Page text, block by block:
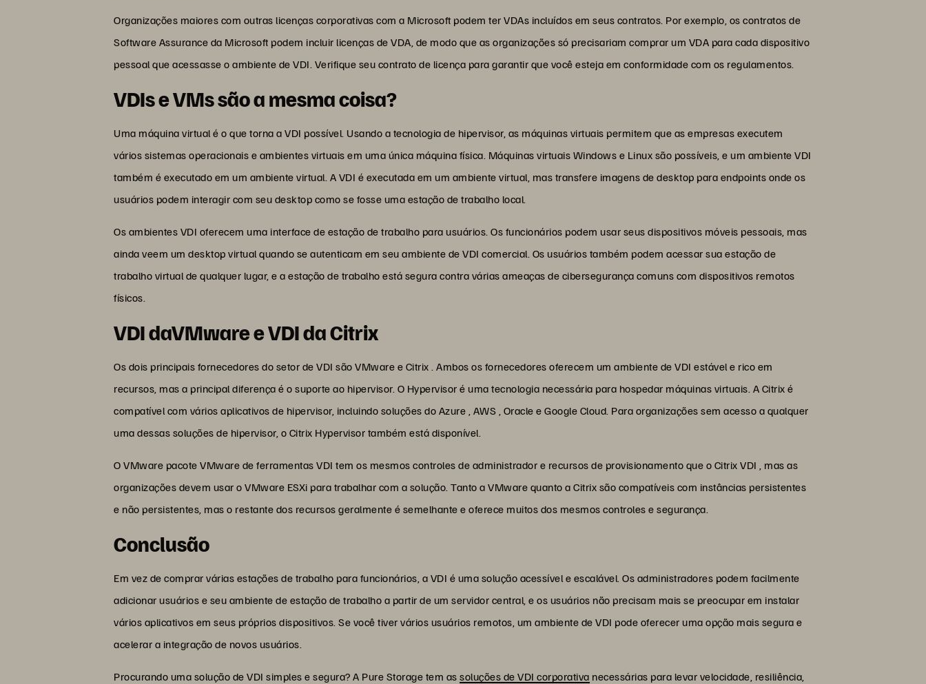
Organizações maiores com outras licenças corporativas com a Microsoft podem ter VDAs incluídos em seus contratos. Por exemplo, os contratos de
Software Assurance da Microsoft podem incluir licenças de VDA, de modo que as organizações só precisariam comprar um VDA para cada dispositivo
pessoal que acessasse o ambiente de VDI. Verifique seu contrato de licença para garantir que você esteja em conformidade com os regulamentos.
VDIs e VMs são a mesma coisa?
Uma máquina virtual é o que torna a VDI possível. Usando a tecnologia de hipervisor, as máquinas virtuais permitem que as empresas executem
vários sistemas operacionais e ambientes virtuais em uma única máquina física. Máquinas virtuais Windows e Linux são possíveis, e um ambiente VDI
também é executado em um ambiente virtual. A VDI é executada em um ambiente virtual, mas transfere imagens de desktop para endpoints onde os
usuários podem interagir com seu desktop como se fosse uma estação de trabalho local.
Os ambientes VDI oferecem uma interface de estação de trabalho para usuários. Os funcionários podem usar seus dispositivos móveis pessoais, mas
ainda veem um desktop virtual quando se autenticam em seu ambiente de VDI comercial. Os usuários também podem acessar sua estação de
trabalho virtual de qualquer lugar, e a estação de trabalho está segura contra várias ameaças de cibersegurança comuns com dispositivos remotos
físicos.
VDI daVMware e VDI da Citrix
Os dois principais fornecedores do setor de VDI são VMware e Citrix . Ambos os fornecedores oferecem um ambiente de VDI estável e rico em
recursos, mas a principal diferença é o suporte ao hipervisor. O Hypervisor é uma tecnologia necessária para hospedar máquinas virtuais. A Citrix é
compatível com vários aplicativos de hipervisor, incluindo soluções do Azure , AWS , Oracle e Google Cloud. Para organizações sem acesso a qualquer
uma dessas soluções de hipervisor, o Citrix Hypervisor também está disponível.
O VMware pacote VMware de ferramentas VDI tem os mesmos controles de administrador e recursos de provisionamento que o Citrix VDI , mas as
organizações devem usar o VMware ESXi para trabalhar com a solução. Tanto a VMware quanto a Citrix são compatíveis com instâncias persistentes
e não persistentes, mas o restante dos recursos geralmente é semelhante e oferece muitos dos mesmos controles e segurança.
Conclusão
Em vez de comprar várias estações de trabalho para funcionários, a VDI é uma solução acessível e escalável. Os administradores podem facilmente
adicionar usuários e seu ambiente de estação de trabalho a partir de um servidor central, e os usuários não precisam mais se preocupar em instalar
vários aplicativos em seus próprios dispositivos. Se você tiver vários usuários remotos, um ambiente de VDI pode oferecer uma opção mais segura e
acelerar a integração de novos usuários.
Procurando uma solução de VDI simples e segura? A Pure Storage tem assoluções de VDI corporativa necessárias para levar velocidade, resiliência,